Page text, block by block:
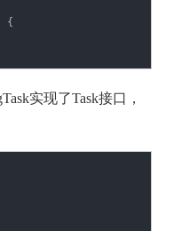
{
实现了Task接口，